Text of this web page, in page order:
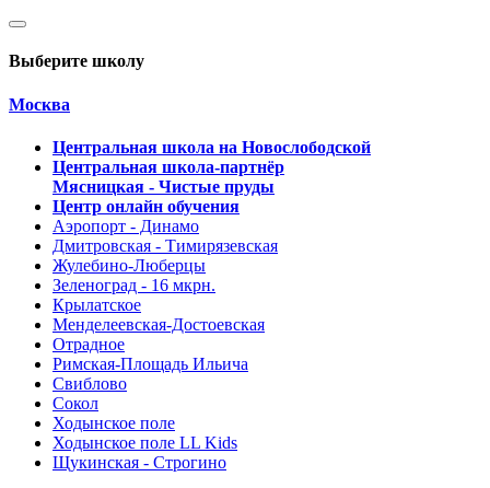
Выберите школу
Москва
Центральная школа на Новослободской
Центральная школа-партнёр
Мясницкая - Чистые пруды
Центр онлайн обучения
Аэропорт - Динамо
Дмитровская - Тимирязевская
Жулебино-Люберцы
Зеленоград - 16 мкрн.
Крылатское
Менделеевская-Достоевская
Отрадное
Римская-Площадь Ильича
Свиблово
Сокол
Ходынское поле
Ходынское поле LL Kids
Щукинская - Строгино